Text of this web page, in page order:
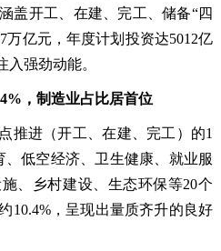
盖开工、在建、完工、储备“四
万亿元，年度计划投资达5012亿
入强劲动能。
，制造业占比居首位
推进（开工、在建、完工）的1
低空经济、卫生健康、就业服
、乡村建设、生态环保等20个
10.4%，呈现出量质齐升的良好